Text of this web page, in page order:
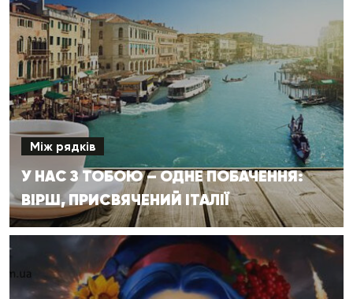
Між рядків
У НАС З ТОБОЮ – ОДНЕ ПОБАЧЕННЯ:
ВІРШ, ПРИСВЯЧЕНИЙ ІТАЛІЇ